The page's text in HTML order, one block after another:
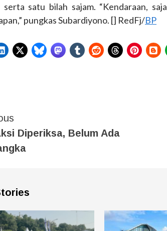
serta satu bilah sajam. “Kendaraan,
pungkas Subardiyono. [] RedFj/BP
Diperiksa, Belum Ada